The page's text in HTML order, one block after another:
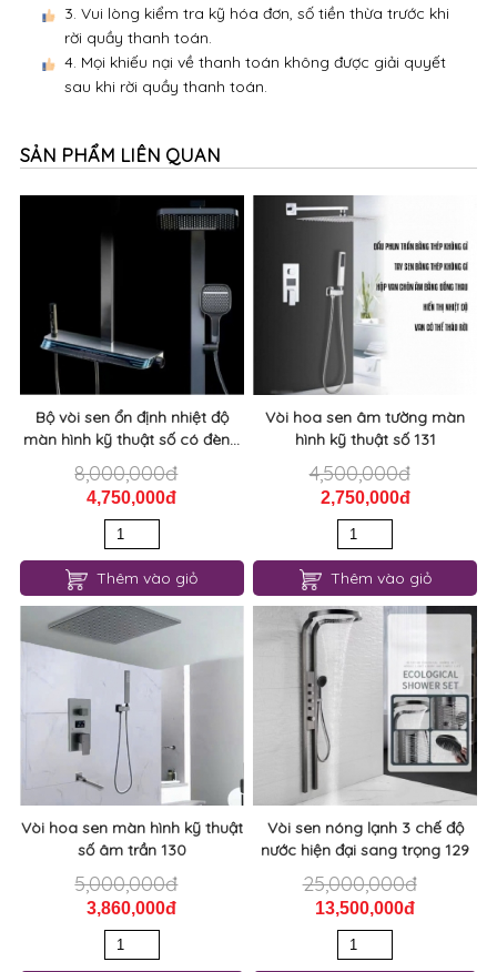
3. Vui lòng kiểm tra kỹ hóa đơn, số tiền thừa trước khi
rời quầy thanh toán.
4. Mọi khiếu nại về thanh toán không được giải quyết
sau khi rời quầy thanh toán.
SẢN PHẨM LIÊN QUAN
Bộ vòi sen ổn định nhiệt độ
màn hình kỹ thuật số có đèn...
8,000,000đ
4,750,000đ
Thêm vào giỏ
Vòi hoa sen âm tường màn
hình kỹ thuật số 131
4,500,000đ
2,750,000đ
Thêm vào giỏ
Vòi hoa sen màn hình kỹ thuật
số âm trần 130
5,000,000đ
3,860,000đ
Vòi sen nóng lạnh 3 chế độ
nước hiện đại sang trọng 129
25,000,000đ
13,500,000đ